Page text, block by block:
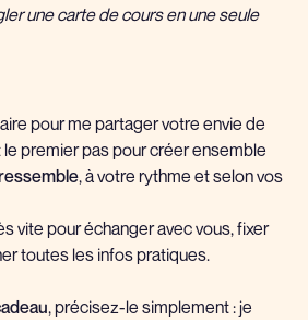
une carte de cours en une seule
pour me partager votre envie de
le premier pas pour créer ensemble
, à votre rythme et selon vos
vite pour échanger avec vous, fixer
toutes les infos pratiques.
, précisez-le simplement : je